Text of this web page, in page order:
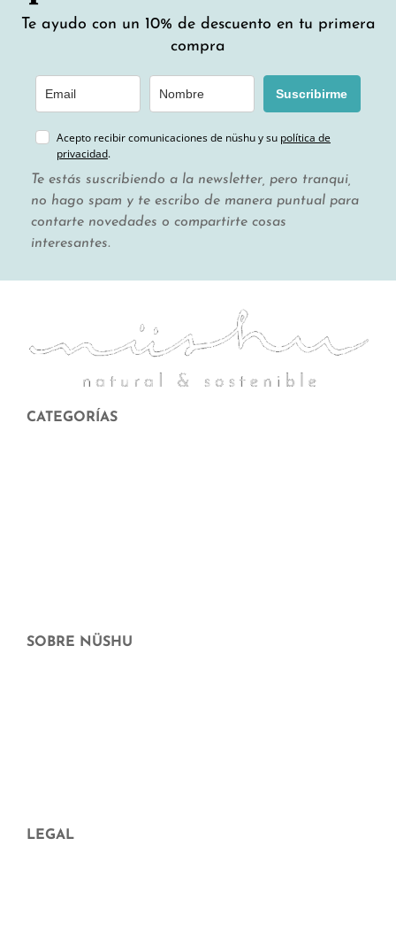
Te ayudo con un 10% de descuento en tu primera
compra
Suscribirme
Acepto recibir comunicaciones de nüshu y su política de
privacidad.
Te estás suscribiendo a la newsletter, pero tranqui,
no hago spam y te escribo de manera puntual para
contarte novedades o compartirte cosas
interesantes.
CATEGORÍAS
SOBRE NÜSHU
LEGAL